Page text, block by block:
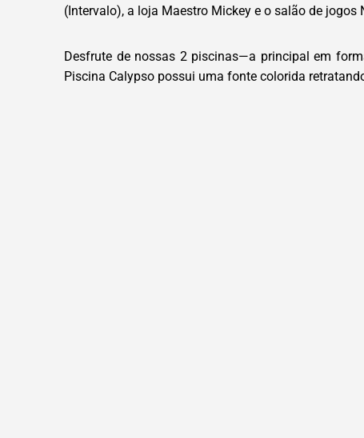
(Intervalo), a loja Maestro Mickey e o salão de jogos
Desfrute de nossas 2 piscinas—a principal em
Piscina Calypso possui uma fonte colorida